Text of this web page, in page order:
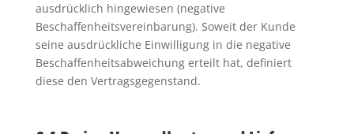
ausdrücklich hingewiesen (negative
Beschaffenheitsvereinbarung). Soweit der Kunde
seine ausdrückliche Einwilligung in die negative
Beschaffenheitsabweichung erteilt hat, definiert
diese den Vertragsgegenstand.